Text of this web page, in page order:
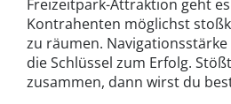
Freizeitpark-Attraktion geht
Kontrahenten möglichst
zu räumen.
die Schlüssel zum Erfolg.
zusammen, dann wirst du